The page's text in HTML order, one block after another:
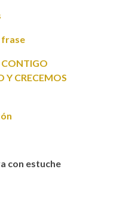
frase
Y CRECEMOS
con estuche